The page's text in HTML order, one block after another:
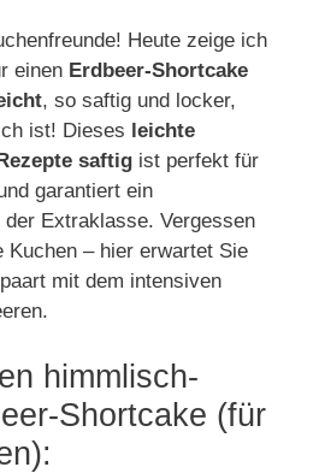
Heute zeige ich
einen Erdbeer-Shortcake
, so saftig und locker,
ist! Dieses leichte
saftig ist perfekt für
garantiert ein
Extraklasse. Vergessen
Kuchen – hier erwartet Sie
mit dem intensiven
himmlisch-
Shortcake (für